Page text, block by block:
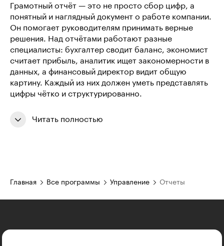
Грамотный отчёт — это не просто сбор цифр, а
понятный и наглядный документ о работе компании.
Он помогает руководителям принимать верные
решения. Над отчётами работают разные
специалисты: бухгалтер сводит баланс, экономист
считает прибыль, аналитик ищет закономерности в
данных, а финансовый директор видит общую
картину. Каждый из них должен уметь представлять
цифры чётко и структурированно.
Читать полностью
Главная Все программы Управление Отчеты